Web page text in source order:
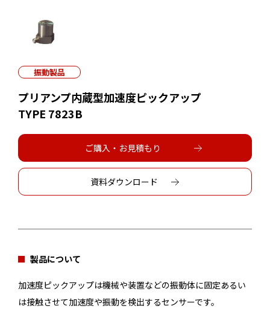
振動製品
プリアンプ内蔵型加速度ピックアップ
TYPE 7823B
ご購入・お見積もり
資料ダウンロード
製品について
加速度ピックアップは機械や装置などの振動体に固定あるい
は接触させて加速度や振動を検出するセンサーです。